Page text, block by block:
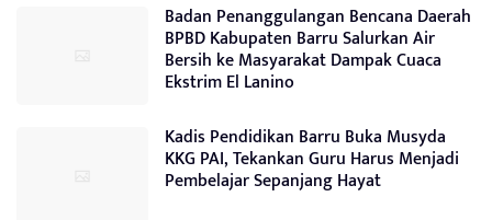
Badan Penanggulangan Bencana Daerah
BPBD Kabupaten Barru Salurkan Air
Bersih ke Masyarakat Dampak Cuaca
Ekstrim El Lanino
Kadis Pendidikan Barru Buka Musyda
KKG PAI, Tekankan Guru Harus Menjadi
Pembelajar Sepanjang Hayat